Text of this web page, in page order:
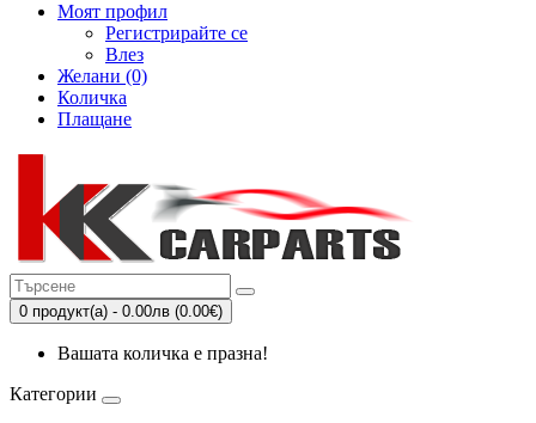
Моят профил
Регистрирайте се
Влез
Желани (0)
Количка
Плащане
0 продукт(а) - 0.00лв (0.00€)
Вашата количка е празна!
Категории